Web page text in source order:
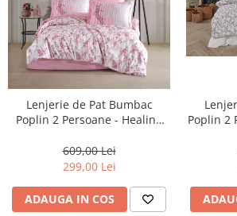
Lenjerie de Pat Bumbac
Poplin 2 Persoane - Healing
609,00 Lei
299,00 Lei
ADAUGA IN COS
Poplin 2